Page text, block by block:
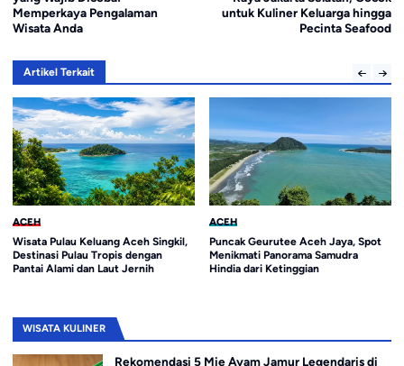
Memperkaya Pengalaman
Wisata Anda
untuk Kuliner Keluarga hingga
Pecinta Seafood
Artikel Terkait
ACEH
Puncak Geurutee Aceh Jaya, Spot
Menikmati Panorama Samudra
Hindia dari Ketinggian
ACEH
Pantai Lhok Rukam Aceh Selatan,
Destinasi Wisata Bahari dengan
Panorama Alami dan Sunset
WISATA KULINER
Rekomendasi 5 Mie Ayam Jamur Legendaris di